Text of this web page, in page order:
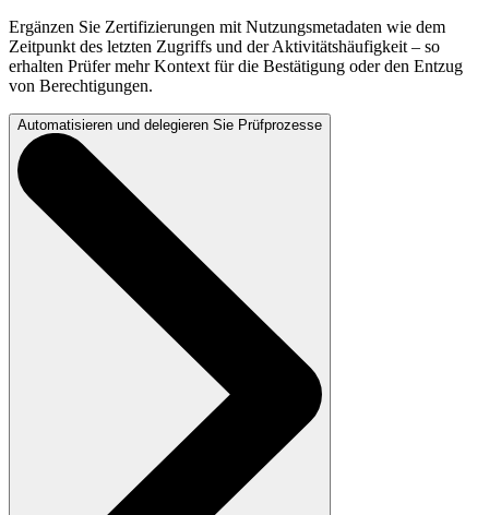
Ergänzen Sie Zertifizierungen mit Nutzungsmetadaten wie dem
Zeitpunkt des letzten Zugriffs und der Aktivitätshäufigkeit – so
erhalten Prüfer mehr Kontext für die Bestätigung oder den Entzug
von Berechtigungen.
Automatisieren und delegieren Sie Prüfprozesse